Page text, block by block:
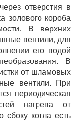
отверстия в
золового короба
В верхних
вентили, для
его водой
В
от шламовых
вентили. При
периодическая
нагрева от
сбоку котла есть